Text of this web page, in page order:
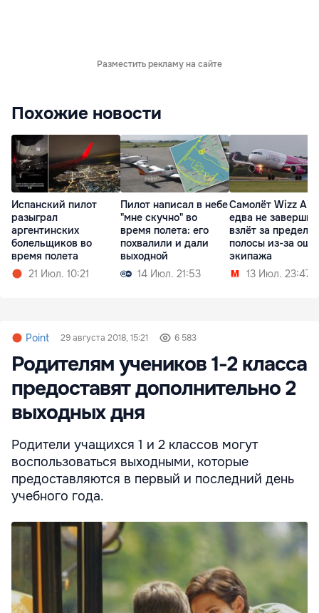
Разместить рекламу на сайте
Похожие новости
Испанский пилот
разыграл
аргентинских
болельщиков во
время полета
21 Июл. 10:21
Пилот написал в небе
"мне скучно" во
время полета: его
похвалили и дали
выходной
14 Июл. 21:53
Самолёт Wizz Air
едва не завершил
взлёт за
полосы из-за
экипажа
13 Июл. 23:47
Point 29 августа 2018, 15:21 6 583
Родителям учеников 1-2 класса
предоставят дополнительно 2
выходных дня
Родители учащихся 1 и 2 классов могут
воспользоваться выходными, которые
предоставляются в первый и последний день
учебного года.